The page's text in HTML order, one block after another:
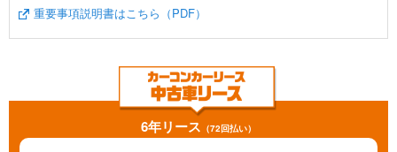
重要事項説明書はこちら（PDF）
6年リース （72回払い）